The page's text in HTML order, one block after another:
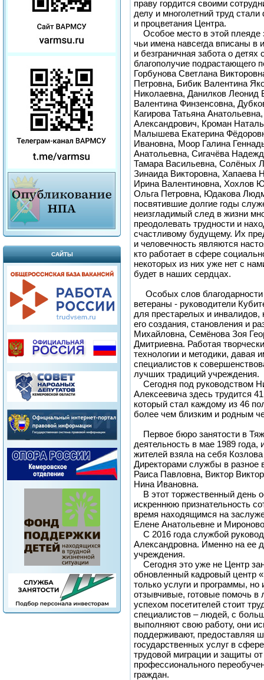
САЙТЫ
праву гордится своими
делу и многолетний труд
и процветания Центра.
Особое место в этой плеяде
чьи имена навсегда вписаны в
и безграничная забота о
благополучие подрастающего
Горбунова Светлана
Петровна, Бибик Валентина
Николаевна, Данилков
Валентина Финзенсовна,
Кагирова Татьяна
Александрович, Кроман
Малышева Екатерина
Ивановна, Моор Галина
Анатольевна, Сигачёва
Тамара Васильевна, Солёных
Зинаида Викторовна, Хапаева
Ирина Валентиновна, Хохлов
Ольга Петровна, Юдакова
посвятившие долгие годы
неизгладимый след в жизни
преодолевать трудности и
счастливому будущему. Их
и человечность являются
кто работает в сфере
некоторых из них уже нет с
будет в наших сердцах.
Особых слов благодарности
ветераны - руководители
для престарелых и инвалидов,
его создания, становления и
Михайловна, Семёнова Зоя
Дмитриевна. Работая
технологии и методики, давая
специалистов к
лучших традиций учреждения.
Сегодня под руководством
Алексеевича здесь трудится
который стал каждому из 46
более чем близким и родным
Первое бюро занятости в
деятельность в мае 1989 года,
жителей взяла на себя
Директорами службы в
Раиса Павловна, Виктор
Нина Ивановна.
В этот торжественный день
искреннюю признательность
время находящимся на
Елене Анатольевне и
С 2016 года службой
Александровна. Именно на ее
учреждения.
Сегодня это уже не Центр
обновленный кадровый центр
только услуги и программы,
отзывчивые, готовые помочь
успехом посетителей стоит
специалистов – людей, с
выполняют свою работу, они
поддерживают, предоставляя
государственных услуг в
трудовой миграции и защиты
профессионального
граждан.